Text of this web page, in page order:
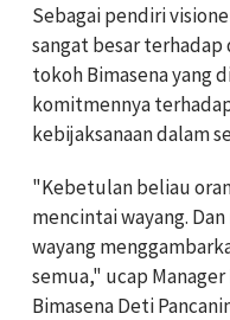
Sebagai pendiri
sangat besar terhadap
tokoh Bimasena yang
komitmennya
kebijaksanaan dalam
"Kebetulan beliau
mencintai wayang.
wayang
semua," ucap
Bimasena Deti